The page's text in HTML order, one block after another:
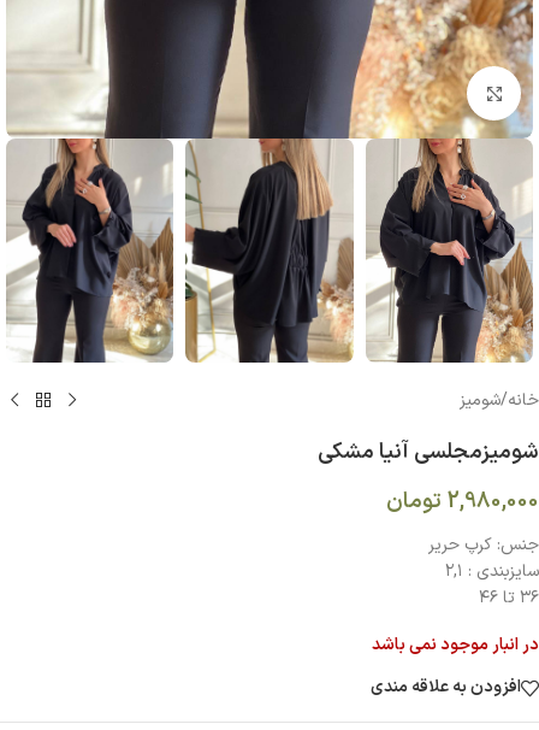
بزرگنمایی تصویر
خانه/شومیز
شوميزمجلسی آنيا مشکی
2,980,000 تومان
جنس: كرپ حرير
سايزبندي : ٢,١
٣٦ تا ٤٦
در انبار موجود نمی باشد
افزودن به علاقه مندی